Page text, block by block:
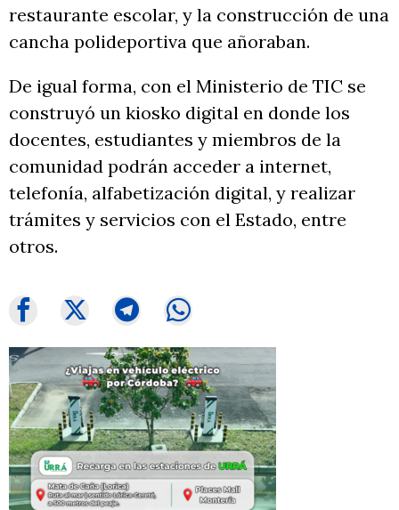
restaurante escolar, y la construcción de una
cancha polideportiva que añoraban.
De igual forma, con el Ministerio de TIC se
construyó un kiosko digital en donde los
docentes, estudiantes y miembros de la
comunidad podrán acceder a internet,
telefonía, alfabetización digital, y realizar
trámites y servicios con el Estado, entre
otros.